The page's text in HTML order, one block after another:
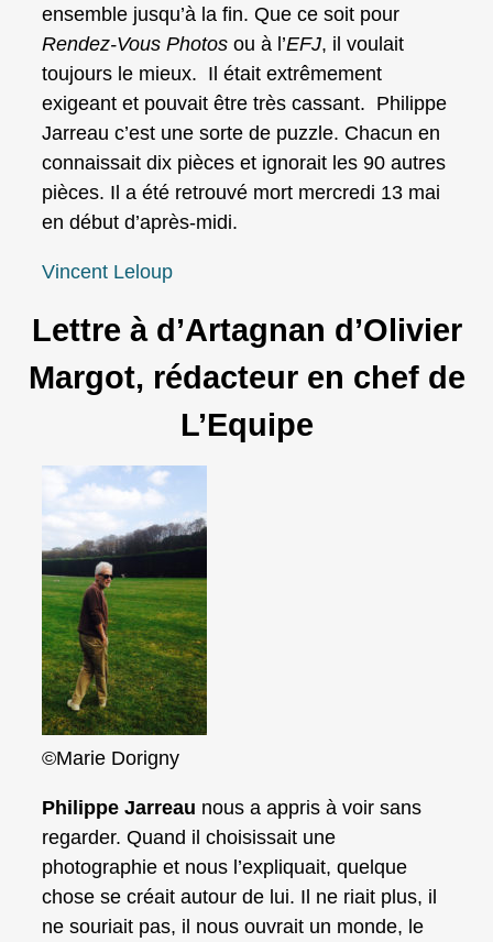
ensemble jusqu’à la fin. Que ce soit pour
Rendez-Vous Photos ou à l’EFJ, il voulait
toujours le mieux. Il était extrêmement
exigeant et pouvait être très cassant. Philippe
Jarreau c’est une sorte de puzzle. Chacun en
connaissait dix pièces et ignorait les 90 autres
pièces. Il a été retrouvé mort mercredi 13 mai
en début d’après-midi.
Vincent Leloup
Lettre à d’Artagnan d’Olivier
Margot, rédacteur en chef de
L’Equipe
©Marie Dorigny
Philippe Jarreau nous a appris à voir sans
regarder. Quand il choisissait une
photographie et nous l’expliquait, quelque
chose se créait autour de lui. Il ne riait plus, il
ne souriait pas, il nous ouvrait un monde, le